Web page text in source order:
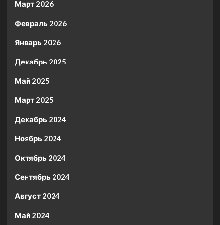
Март 2026
Февраль 2026
Январь 2026
Декабрь 2025
Май 2025
Март 2025
Декабрь 2024
Ноябрь 2024
Октябрь 2024
Сентябрь 2024
Август 2024
Май 2024